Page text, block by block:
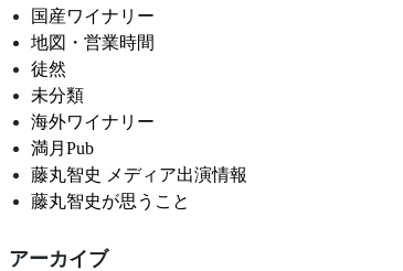
国産ワイナリー
地図・営業時間
徒然
未分類
海外ワイナリー
満月Pub
藤丸智史 メディア出演情報
藤丸智史が思うこと
アーカイブ